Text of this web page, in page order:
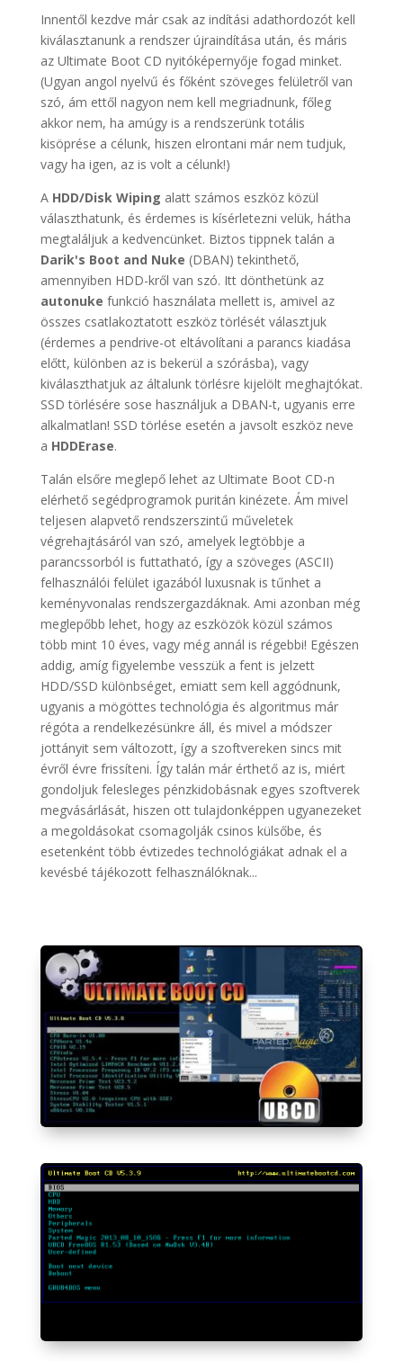
Innentől kezdve már csak az indítási adathordozót kell
kiválasztanunk a rendszer újraindítása után, és máris
az Ultimate Boot CD nyitóképernyője fogad minket.
(Ugyan angol nyelvű és főként szöveges felületről van
szó, ám ettől nagyon nem kell megriadnunk, főleg
akkor nem, ha amúgy is a rendszerünk totális
kisöprése a célunk, hiszen elrontani már nem tudjuk,
vagy ha igen, az is volt a célunk!)
A HDD/Disk Wiping alatt számos eszköz közül
választhatunk, és érdemes is kísérletezni velük, hátha
megtaláljuk a kedvencünket. Biztos tippnek talán a
Darik's Boot and Nuke (DBAN) tekinthető,
amennyiben HDD-kről van szó. Itt dönthetünk az
autonuke funkció használata mellett is, amivel az
összes csatlakoztatott eszköz törlését választjuk
(érdemes a pendrive-ot eltávolítani a parancs kiadása
előtt, különben az is bekerül a szórásba), vagy
kiválaszthatjuk az általunk törlésre kijelölt meghajtókat.
SSD törlésére sose használjuk a DBAN-t, ugyanis erre
alkalmatlan! SSD törlése esetén a javsolt eszköz neve
a HDDErase.
Talán elsőre meglepő lehet az Ultimate Boot CD-n
elérhető segédprogramok puritán kinézete. Ám mivel
teljesen alapvető rendszerszintű műveletek
végrehajtásáról van szó, amelyek legtöbbje a
parancssorból is futtatható, így a szöveges (ASCII)
felhasználói felület igazából luxusnak is tűnhet a
keményvonalas rendszergazdáknak. Ami azonban még
meglepőbb lehet, hogy az eszközök közül számos
több mint 10 éves, vagy még annál is régebbi! Egészen
addig, amíg figyelembe vesszük a fent is jelzett
HDD/SSD különbséget, emiatt sem kell aggódnunk,
ugyanis a mögöttes technológia és algoritmus már
régóta a rendelkezésünkre áll, és mivel a módszer
jottányit sem változott, így a szoftvereken sincs mit
évről évre frissíteni. Így talán már érthető az is, miért
gondoljuk felesleges pénzkidobásnak egyes szoftverek
megvásárlását, hiszen ott tulajdonképpen ugyanezeket
a megoldásokat csomagolják csinos külsőbe, és
esetenként több évtizedes technológiákat adnak el a
kevésbé tájékozott felhasználóknak...